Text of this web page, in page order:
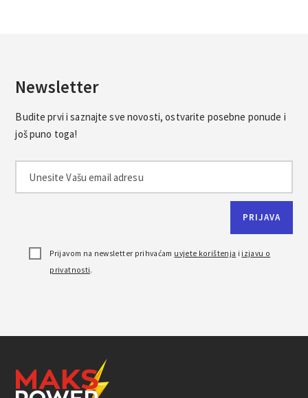
Newsletter
Budite prvi i saznajte sve novosti, ostvarite posebne ponude i
još puno toga!
Prijavom na newsletter prihvaćam uvjete korištenja i izjavu o
privatnosti.